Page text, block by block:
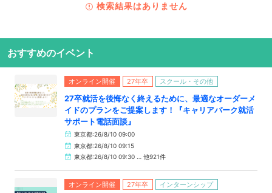
検索結果はありません
おすすめのイベント
オンライン開催 27年卒 スクール・その他
27卒就活を後悔なく終えるために、最適なオーダーメ
イドのプランをご提案します！『キャリアパーク就活
サポート電話面談』
東京都:26/8/10 09:00
東京都:26/8/10 09:15
東京都:26/8/10 09:30 … 他921件
オンライン開催 27年卒 インターンシップ